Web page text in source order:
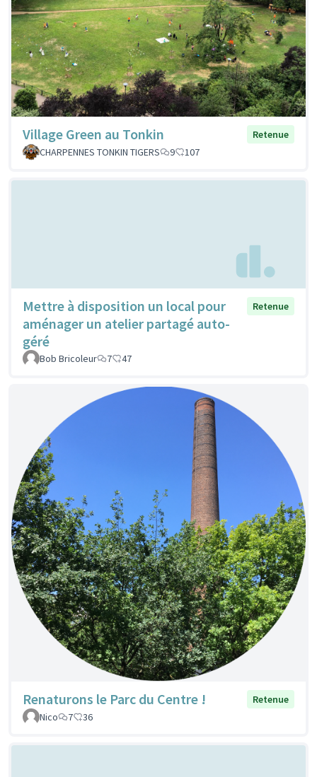
Village Green au Tonkin
Retenue
CHARPENNES TONKIN TIGERS
9 107
Mettre à disposition un local pour
aménager un atelier partagé auto-
géré
Retenue
Bob Bricoleur 7 47
Renaturons le Parc du Centre !
Retenue
Nico
7 36